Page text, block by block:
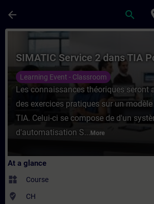
arrow_back search
Course - SIMATIC Service
SIMATIC Service 2 dans TIA
Learning Event - Classroom
Les connaissances théoriques seront
des exercices pratiques sur un
TIA. Celui-ci se compose de d'un
d'automatisation S... More
At a glance
widgets Course
where_to_vote CH